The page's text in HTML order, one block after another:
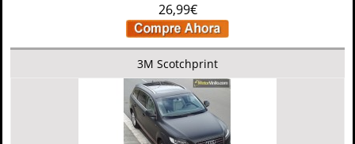
26,99€
3M Scotchprint